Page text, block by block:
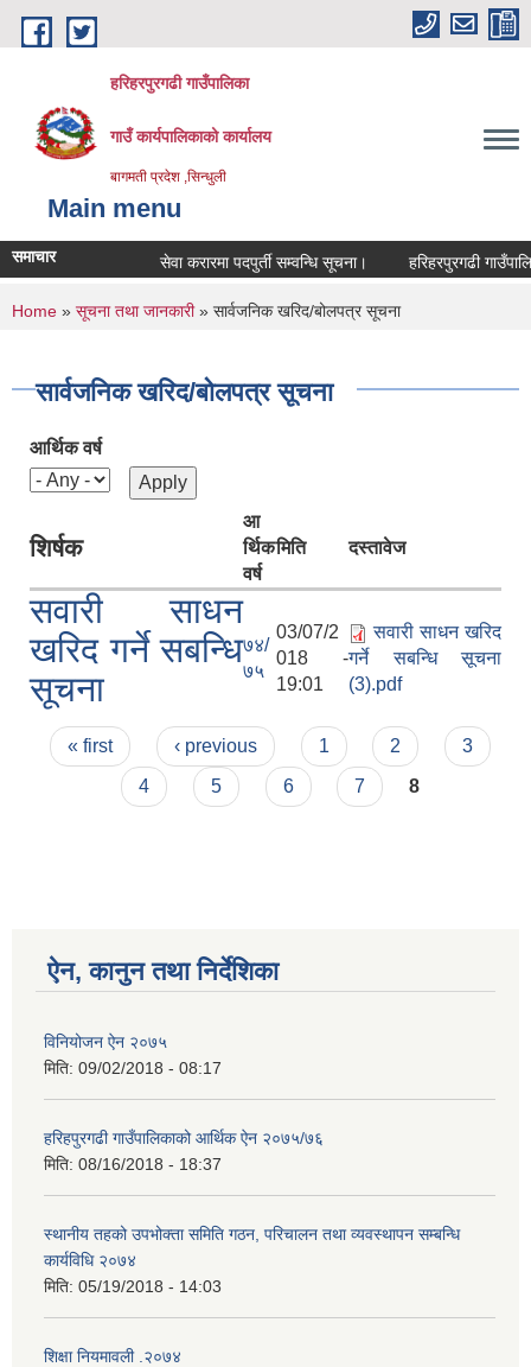
Skip to main content
हरिहरपुरगढी गाउँपालिका
गाउँ कार्यपालिकाको कार्यालय
बागमती प्रदेश ,सिन्धुली
Main menu
समाचार सेवा करारमा पदपुर्ती सम्वन्धि सूचना। हरिहरपुरगढी
You are here
Home » सूचना तथा जानकारी» सार्वजनिक खरिद/बोलपत्र सूचना
सार्वजनिक खरिद/बोलपत्र सूचना
आर्थिक वर्ष
शिर्षक
आ
र्थिक
वर्ष
मिति दस्तावेज
सवारी साधन
खरिद गर्ने सबन्धि
सूचना
७४/
७५
03/07/2
018 -
19:01
सवारी साधन खरिद
गर्ने सबन्धि सूचना
(3).pdf
Pages
« first ‹ previous 1 2
3
4
5 6 7 8
ऐन, कानुन तथा निर्देशिका
विनियोजन ऐन २०७५
मिति: 09/02/2018 - 08:17
हरिहपुरगढी गाउँपालिकाको आर्थिक ऐन २०७५/७६
मिति: 08/16/2018 - 18:37
स्थानीय तहको उपभोक्ता समिति गठन, परिचालन तथा व्यवस्थापन सम्बन्धि
कार्यविधि २०७४
मिति: 05/19/2018 - 14:03
शिक्षा नियमावली .२०७४